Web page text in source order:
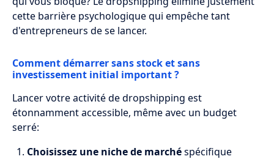
cette barrière psychologique qui empêche tant
d'entrepreneurs de se lancer.
Comment démarrer sans stock et sans
investissement initial important ?
Lancer votre activité de dropshipping est
étonnamment accessible, même avec un budget
serré:
Choisissez une niche de marchéspécifique